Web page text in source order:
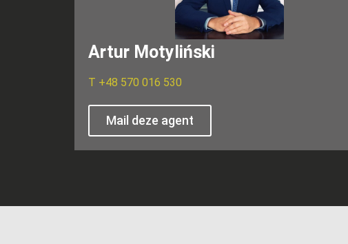
Artur Motyliński
T +48 570 016 530
Mail deze agent